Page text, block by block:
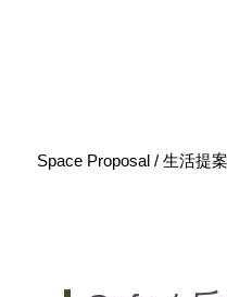
Space Proposal / 生活提案